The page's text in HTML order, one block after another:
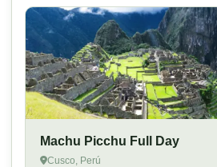
Machu Picchu Full Day
Cusco, Perú